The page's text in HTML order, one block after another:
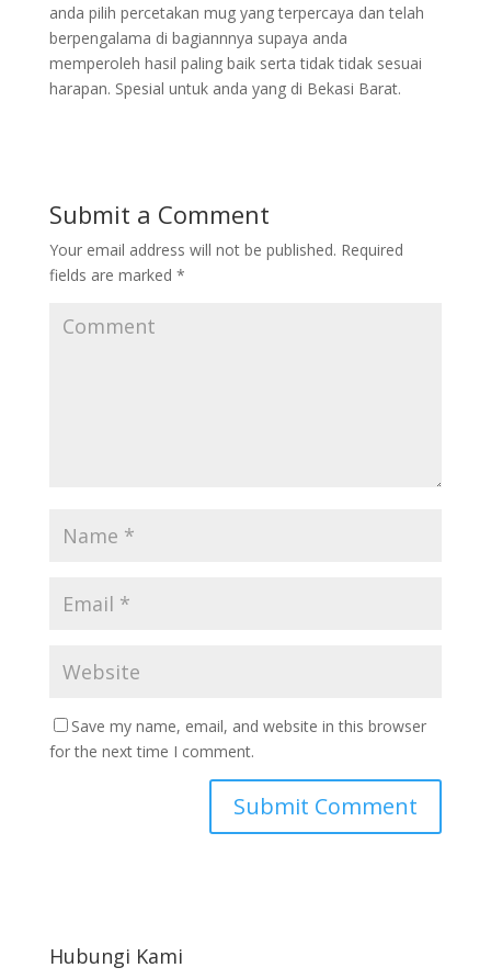
anda pilih percetakan mug yang terpercaya dan telah
berpengalama di bagiannnya supaya anda
memperoleh hasil paling baik serta tidak tidak sesuai
harapan. Spesial untuk anda yang di Bekasi Barat.
Submit a Comment
Your email address will not be published. Required
fields are marked *
Save my name, email, and website in this browser
for the next time I comment.
Hubungi Kami